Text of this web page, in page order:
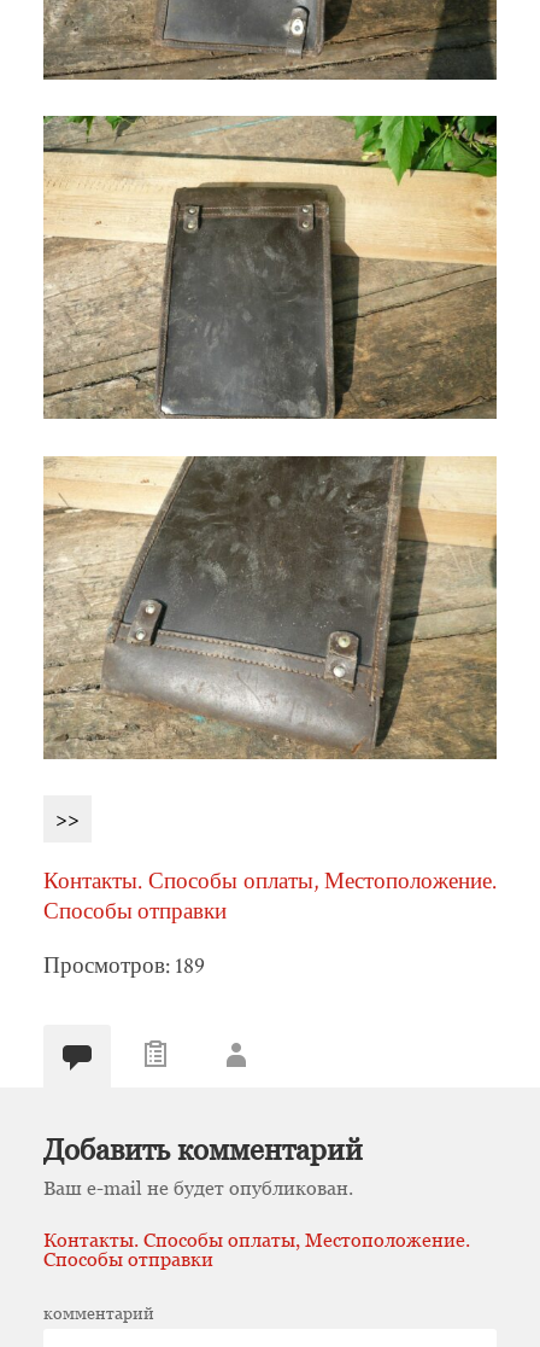
>>
Контакты. Способы оплаты, Местоположение.
Способы отправки
Просмотров: 189
Добавить комментарий
Ваш e-mail не будет опубликован.
Контакты. Способы оплаты, Местоположение.
Способы отправки
комментарий